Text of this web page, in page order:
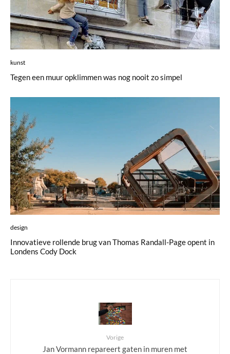
kunst
Tegen een muur opklimmen was nog nooit zo simpel
design
Innovatieve rollende brug van Thomas Randall-Page opent in
Londens Cody Dock
Vorige
Jan Vormann repareert gaten in muren met